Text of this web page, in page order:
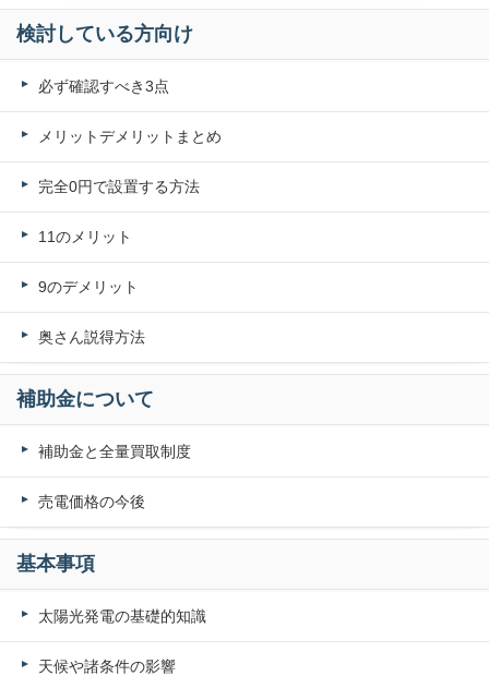
検討している方向け
必ず確認すべき3点
メリットデメリットまとめ
完全0円で設置する方法
11のメリット
9のデメリット
奥さん説得方法
補助金について
補助金と全量買取制度
売電価格の今後
基本事項
太陽光発電の基礎的知識
天候や諸条件の影響